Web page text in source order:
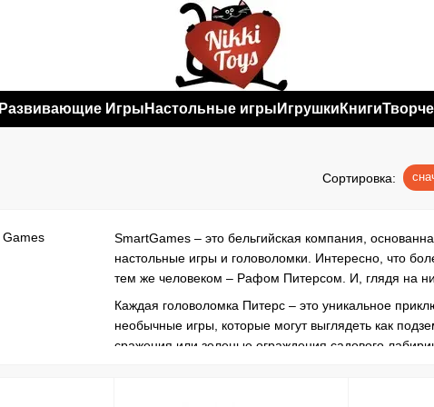
Развивающие Игры Настольные игры Игрушки Книги
Сортировка:
SmartGames – это бельгийская компания,
настольные игры и головоломки. Интересно, что
тем же человеком – Рафом Питерсом. И, глядя на
Каждая головоломка Питерс – это уникальное
необычные игры, которые могут выглядеть как
сражения или зеленые ограждения садового